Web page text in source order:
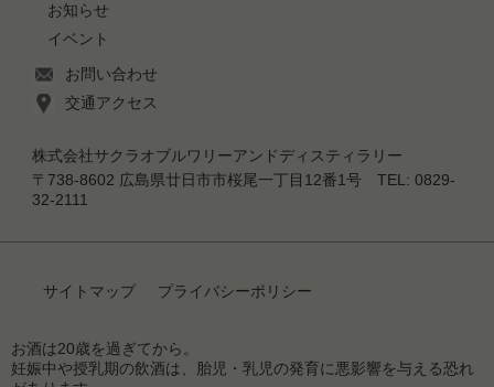
お知らせ
イベント
お問い合わせ
交通アクセス
株式会社サクラオブルワリーアンドディスティラリー
〒738-8602 広島県廿日市市桜尾一丁目12番1号 TEL: 0829-
32-2111
サイトマップ プライバシーポリシー
お酒は20歳を過ぎてから。
妊娠中や授乳期の飲酒は、胎児・乳児の発育に悪影響を与える恐れ